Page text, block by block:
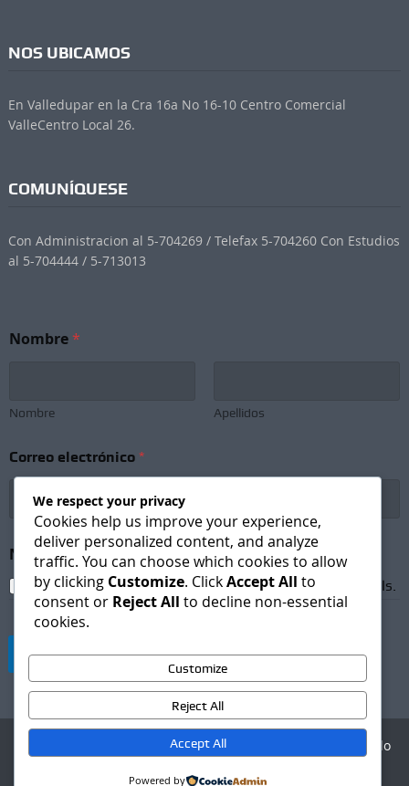
NOS UBICAMOS
En Valledupar en la Cra 16a No 16-10 Centro Comercial
ValleCentro Local 26.
COMUNÍQUESE
Con Administracion al 5-704269 / Telefax 5-704260 Con Estudios
al 5-704444 / 5-713013
Nombre*
Nombre Apellidos
Correo electrónico *
o
r
r
e
Newsletter Subscription *
I agree to receive newsletters and promotional emails.
Suscribirse
Agencia Digital - Desarrollo
We respect your privacy
Cookies help us improve your experience,
deliver personalized content, and analyze
traffic. You can choose which cookies to allow
by clicking Customize. ClickAccept All to
consent or Reject All to decline non-essential
cookies.
Customize
Reject All
Accept All
Powered by